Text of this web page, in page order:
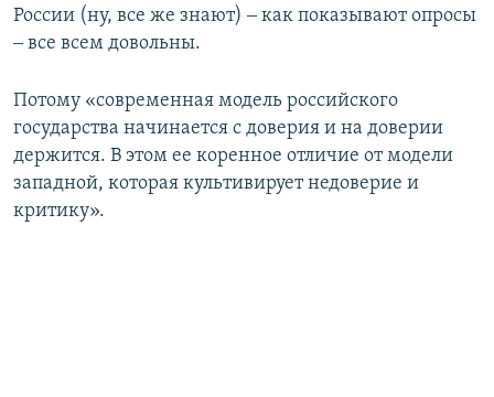
России (ну, все же знают) ‒ как показывают опросы
‒ все всем довольны.
Потому «современная модель российского
государства начинается с доверия и на доверии
держится. В этом ее коренное отличие от модели
западной, которая культивирует недоверие и
критику».